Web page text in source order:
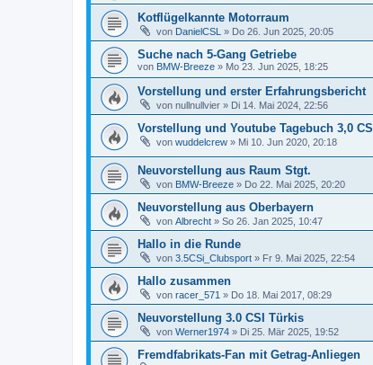
Kotflügelkannte Motorraum
von DanielCSL » Do 26. Jun 2025, 20:05
Suche nach 5-Gang Getriebe
von BMW-Breeze » Mo 23. Jun 2025, 18:25
Vorstellung und erster Erfahrungsbericht
von nullnullvier » Di 14. Mai 2024, 22:56
Vorstellung und Youtube Tagebuch 3,0 CS
von wuddelcrew » Mi 10. Jun 2020, 20:18
Neuvorstellung aus Raum Stgt.
von BMW-Breeze » Do 22. Mai 2025, 20:20
Neuvorstellung aus Oberbayern
von Albrecht » So 26. Jan 2025, 10:47
Hallo in die Runde
von 3.5CSi_Clubsport » Fr 9. Mai 2025, 22:54
Hallo zusammen
von racer_571 » Do 18. Mai 2017, 08:29
Neuvorstellung 3.0 CSI Türkis
von Werner1974 » Di 25. Mär 2025, 19:52
Fremdfabrikats-Fan mit Getrag-Anliegen